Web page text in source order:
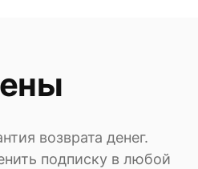
возврата денег.
подписку в любой